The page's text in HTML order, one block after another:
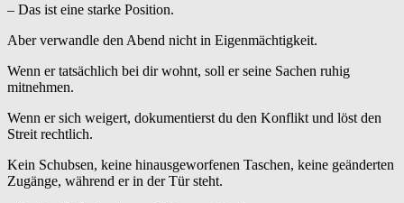
– Das ist eine starke Position.
Aber verwandle den Abend nicht in Eigenmächtigkeit.
Wenn er tatsächlich bei dir wohnt, soll er seine Sachen ruhig
mitnehmen.
Wenn er sich weigert, dokumentierst du den Konflikt und löst den
Streit rechtlich.
Kein Schubsen, keine hinausgeworfenen Taschen, keine geänderten
Zugänge, während er in der Tür steht.